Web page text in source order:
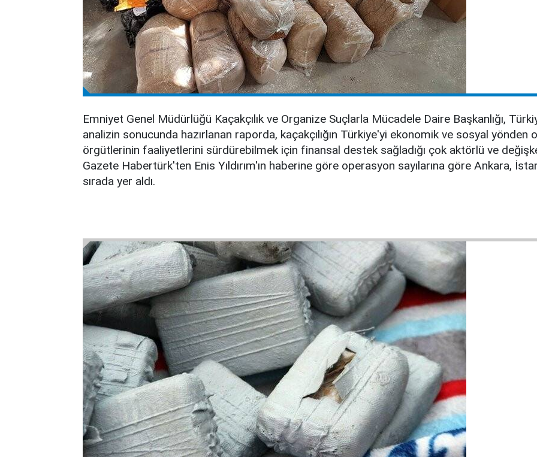
Emniyet Genel Müdürlüğü Kaçakçılık ve Organize Suçlarla Mücadele Daire Başkanlığı,
analizin sonucunda hazırlanan raporda, kaçakçılığın Türkiye'yi ekonomik ve sosyal
örgütlerinin faaliyetlerini sürdürebilmek için finansal destek sağladığı çok aktörlü ve
Gazete Habertürk'ten Enis Yıldırım'ın haberine göre operasyon sayılarına göre Ankara,
sırada yer aldı.